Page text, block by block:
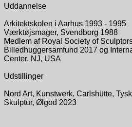
Uddannelse
Arkitektskolen i Aarhus 1993 - 1995
Værktøjsmager, Svendborg 1988
Medlem af Royal Society of
Billedhuggersamfund 2017 og
Center, NJ, USA
Udstillinger
Nord Art, Kunstwerk, Carlshütte,
Skulptur, Ølgod 2023